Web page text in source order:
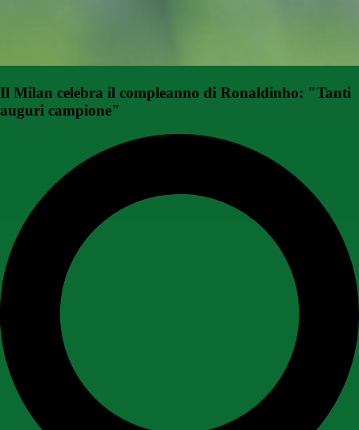
Il Milan celebra il compleanno di Ronaldinho: "Tanti
auguri campione"